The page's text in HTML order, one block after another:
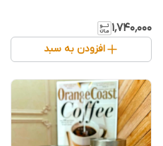
۱٬۷۴۰٬۰۰۰
افزودن به سبد